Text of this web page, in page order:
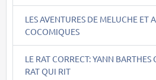
LES AVENTURES DE MELUCHE ET
COCOMIQUES
LE RAT CORRECT: YANN BARTHES
RAT QUI RIT